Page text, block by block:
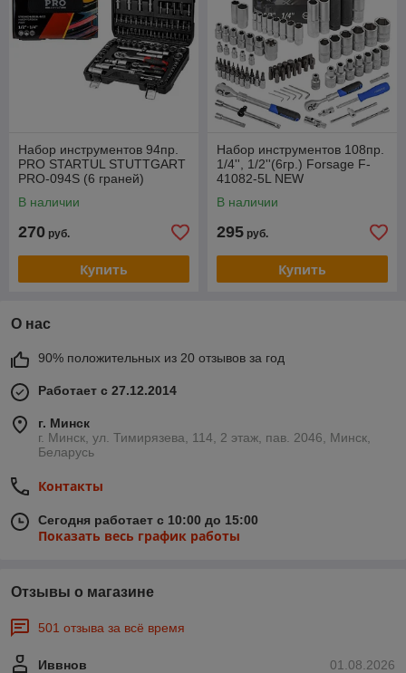
Набор инструментов 94пр.
PRO STARTUL STUTTGART
PRO-094S (6 граней)
В наличии
270 руб.
Купить
Набор инструментов 108пр.
1/4'', 1/2''(6гр.) Forsage F-
41082-5L NEW
В наличии
295 руб.
Купить
О нас
90% положительных из 20 отзывов за год
Работает с 27.12.2014
г. Минск
г. Минск, ул. Тимирязева, 114, 2 этаж, пав. 2046, Минск,
Беларусь
Контакты
Сегодня работает с 10:00 до 15:00
Показать весь график работы
Отзывы о магазине
501 отзыва за всё время
01.08.2026
Иввнов